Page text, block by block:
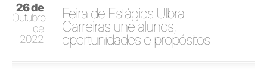
26 de
Outubro
de
2022
Feira de Estágios Ulbra
Carreiras une alunos,
oportunidades e propósitos